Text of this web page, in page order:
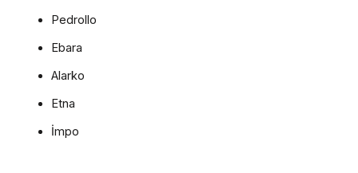
Pedrollo
Ebara
Alarko
Etna
İmpo